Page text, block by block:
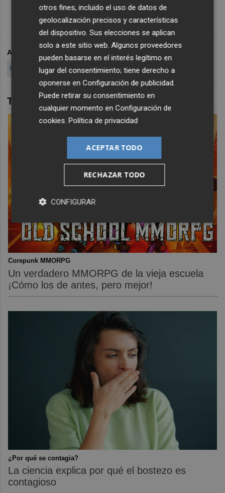
ARCHIVADO EN
PRIMERA DIVISIÓN
TAMBIÉN TE PUEDE INTERESAR
Corepunk MMORPG
Un verdadero MMORPG de la vieja escuela
¡Cómo los de antes, pero mejor!
¿Por qué se contagia?
La ciencia explica por qué el bostezo es
contagioso
otros fines, incluido el uso de datos de
geolocalización precisos y características
del dispositivo. Sus elecciones se aplican
solo a este sitio web. Algunos proveedores
pueden basarse en el interés legítimo en
lugar del consentimiento; tiene derecho a
oponerse enConfiguración de publicidad.
Puede retirar su consentimiento en
cualquier momento enConfiguración de
cookies.Política de privacidad
ACEPTAR TODO
RECHAZAR TODO
CONFIGURAR